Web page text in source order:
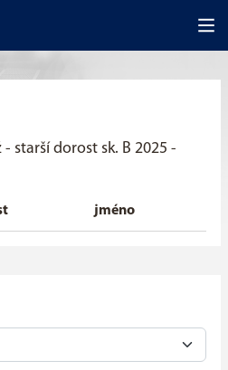
starší dorost sk. B 2025 -
jméno